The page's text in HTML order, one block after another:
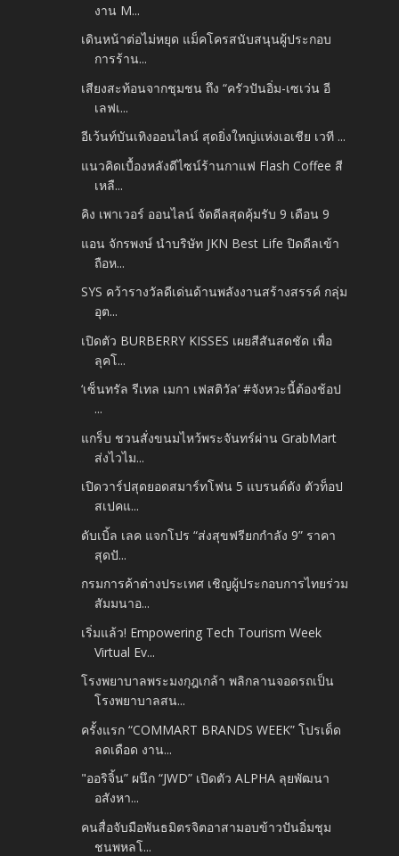
งาน M...
เดินหน้าต่อไม่หยุด แม็คโครสนับสนุนผู้ประกอบ
การร้าน...
เสียงสะท้อนจากชุมชน ถึง “ครัวปันอิ่ม-เซเว่น อี
เลฟเ...
อีเว้นท์บันเทิงออนไลน์ สุดยิ่งใหญ่แห่งเอเชีย เวที ...
แนวคิดเบื้องหลังดีไซน์ร้านกาแฟ Flash Coffee สี
เหลื...
คิง เพาเวอร์ ออนไลน์ จัดดีลสุดคุ้มรับ 9 เดือน 9
แอน จักรพงษ์ นำบริษัท JKN Best Life ปิดดีลเข้า
ถือห...
SYS คว้ารางวัลดีเด่นด้านพลังงานสร้างสรรค์ กลุ่ม
อุต...
เปิดตัว BURBERRY KISSES เผยสีสันสดชัด เพื่อ
ลุคโ...
‘เซ็นทรัล รีเทล เมกา เฟสติวัล’ #จังหวะนี้ต้องช้อป
...
แกร็บ ชวนสั่งขนมไหว้พระจันทร์ผ่าน GrabMart
ส่งไวไม...
เปิดวาร์ปสุดยอดสมาร์ทโฟน 5 แบรนด์ดัง ตัวท็อป
สเปคแ...
ดับเบิ้ล เลค แจกโปร “ส่งสุขฟรียกกำลัง 9” ราคา
สุดปั...
กรมการค้าต่างประเทศ เชิญผู้ประกอบการไทยร่วม
สัมมนาอ...
เริ่มแล้ว! Empowering Tech Tourism Week
Virtual Ev...
โรงพยาบาลพระมงกุฎเกล้า พลิกลานจอดรถเป็น
โรงพยาบาลสน...
ครั้งแรก “COMMART BRANDS WEEK” โปรเด็ด
ลดเดือด งาน...
"ออริจิ้น” ผนึก “JWD” เปิดตัว ALPHA ลุยพัฒนา
อสังหา...
คนสื่อจับมือพันธมิตรจิตอาสามอบข้าวปันอิ่มชุม
ชนพหลโ...